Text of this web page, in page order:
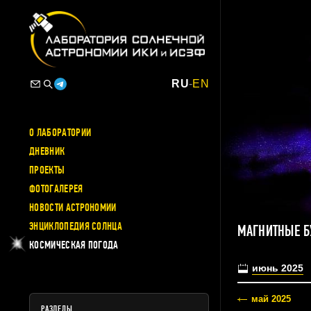
RU-EN
О ЛАБОРАТОРИИ
ДНЕВНИК
ПРОЕКТЫ
ФОТОГАЛЕРЕЯ
НОВОСТИ АСТРОНОМИИ
ЭНЦИКЛОПЕДИЯ СОЛНЦА
КОСМИЧЕСКАЯ ПОГОДА
РАЗДЕЛЫ
МАГНИТНЫЕ
июнь 2025
май 2025